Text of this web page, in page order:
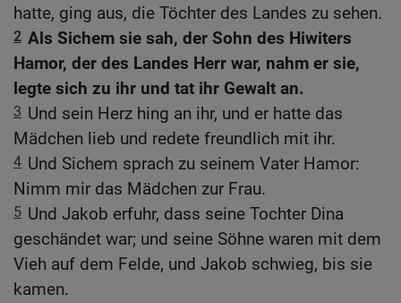
hatte, ging aus, die Töchter des Landes zu sehen.
2 Als Sichem sie sah, der Sohn des Hiwiters
Hamor, der des Landes Herr war, nahm er sie,
legte sich zu ihr und tat ihr Gewalt an.
3 Und sein Herz hing an ihr, und er hatte das
Mädchen lieb und redete freundlich mit ihr.
4 Und Sichem sprach zu seinem Vater Hamor:
Nimm mir das Mädchen zur Frau.
5 Und Jakob erfuhr, dass seine Tochter Dina
geschändet war; und seine Söhne waren mit dem
Vieh auf dem Felde, und Jakob schwieg, bis sie
kamen.